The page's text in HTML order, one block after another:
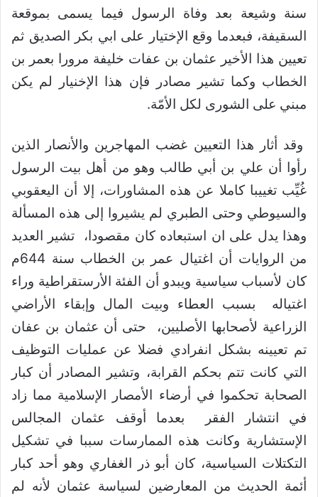
سنة وشيعة بعد وفاة الرسول فيما يسمى بموقعة
السقيفة، فبعدما وقع الإختيار على ابي بكر الصديق ثم
تعيين هذا الأخير عثمان بن عفات خليفة مرورا بعمر بن
الخطاب وكما تشير مصادر فإن هذا الإخنيار لم يكن
مبني على الشورى لكل الأمّة.
وقد أثار هذا التعيين غضب المهاجرين والأنصار الذين
رأوا أن علي بن أبي طالب وهو من أهل بيت الرسول
غُيِّب تغييبا كاملا عن هذه المشاورات، إلا أن اليعقوبي
والسيوطي وحتى الطبري لم يشيروا إلى هذه المسألة
وهذا يدل على ان استبعاده كان مقصودا، تشير العديد
من الروايات أن اغتيال عمر بن الخطاب سنة 644م
كان لأسباب سياسية ويبدو أن الفئة الأرستقراطية وراء
اغتياله بسبب العطاء وبيت المال وإبقاء الأراضي
الزراعية لأصحابها الأصليين، حتى أن عثمان بن عفان
تم تعيينه بشكل انفرادي فضلا عن عمليات التوظيف
التي كانت تتم بحكم القرابة، وتشير المصادر أن كبار
الصحابة تحكموا في أرضاء الأمصار الإسلامية مما زاد
في انتشار الفقر بعدما أوقف عثمان المجالس
الإستشارية وكانت هذه الممارسات سببا في تشكيل
التكتلات السياسية، كان أبو ذر الغفاري وهو أحد كبار
أئمة الحديث من المعارضين لسياسة عثمان لأنه لم